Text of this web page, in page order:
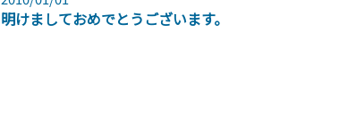
明けましておめでとうございます。